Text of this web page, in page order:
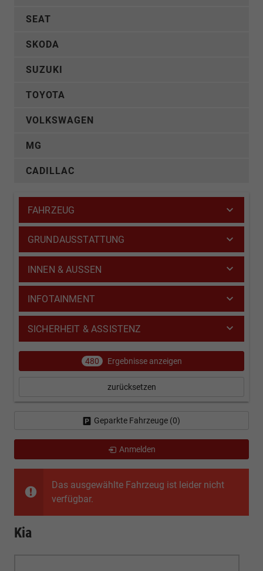
Das ausgewählte Fahrzeug ist leider nicht
verfügbar.
Kia
SEAT
SKODA
SUZUKI
TOYOTA
VOLKSWAGEN
MG
CADILLAC
FAHRZEUG
GRUNDAUSSTATTUNG
INNEN & AUSSEN
INFOTAINMENT
SICHERHEIT & ASSISTENZ
480 Ergebnisse anzeigen
zurücksetzen
Geparkte Fahrzeuge (0)
Anmelden